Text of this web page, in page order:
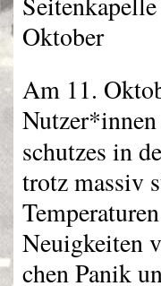
Oktober
Am 11.
schutzes in
trotz massiv
Neuigkeiten
chen Panik